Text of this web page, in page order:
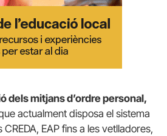
dels mitjans d’ordre personal,
actualment disposa el sistema
EAP fins a les vetlladores,